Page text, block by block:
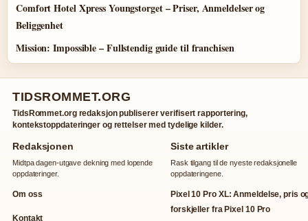
Comfort Hotel Xpress Youngstorget – Priser, Anmeldelser og
Beliggenhet
Mission: Impossible – Fullstendig guide til franchisen
TIDSROMMET.ORG
TidsRommet.org redaksjon publiserer verifisert rapportering,
kontekstoppdateringer og rettelser med tydelige kilder.
Redaksjonen
Midtpa dagen-utgave dekning med lopende
oppdateringer.
Om oss
Kontakt
Siste artikler
Rask tilgang til de nyeste redaksjonelle
oppdateringene.
Pixel 10 Pro XL: Anmeldelse, pris
forskjeller fra Pixel 10 Pro